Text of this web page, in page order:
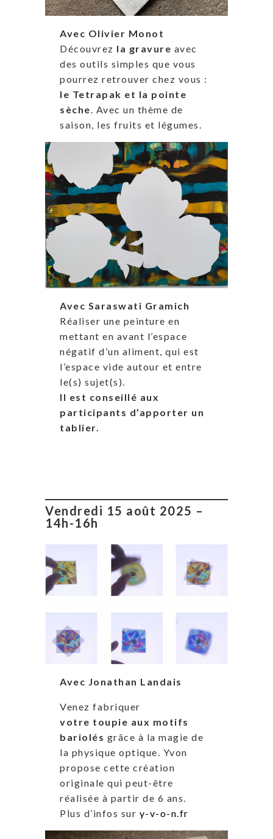
Avec Olivier Monot
Découvrez la gravure avec
des outils simples que vous
pourrez retrouver chez vous :
le Tetrapak et la pointe
sèche. Avec un thème de
saison, les fruits et légumes.
Avec Saraswati Gramich
Réaliser une peinture en
mettant en avant l’espace
négatif d’un aliment, qui est
l’espace vide autour et entre
le(s) sujet(s).
Il est conseillé aux
participants d’apporter un
tablier.
Vendredi 15 août 2025 –
14h-16h
Avec Jonathan Landais
Venez fabriquer
votre toupie aux motifs
bariolés grâce à la magie de
la physique optique. Yvon
propose cette création
originale qui peut-être
réalisée à partir de 6 ans.
Plus d’infos sur y-v-o-n.fr